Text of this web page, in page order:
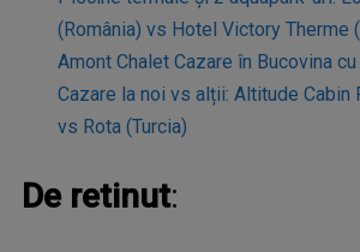
(România) vs Hotel Victory Therme
Amont Chalet Cazare în Bucovina
Cazare la noi vs alții: Altitude Cabin
vs Rota (Turcia)
De retinut: